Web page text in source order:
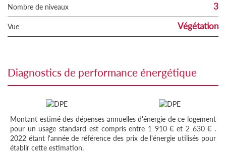
Nombre de niveaux 3
Vue Végétation
diagnostics de performance énergétique
Montant estimé des dépenses annuelles d'énergie de ce logement
pour un usage standard est compris entre 1 910 € et 2 630 € .
2022 étant l'année de référence des prix de l'énergie utilisés pour
établir cette estimation.